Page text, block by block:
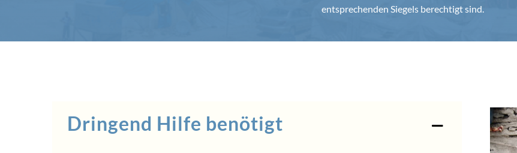
entsprechenden Siegels berechtigt sind.
Dringend Hilfe benötigt